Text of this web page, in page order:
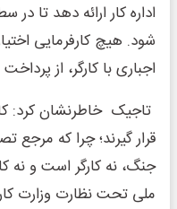
اداره کار ارائه دهد تا
شود. هیچ کارفرمایی
اجباری با کارگر، از
تاجیک خاطرنشان کرد:
قرار گیرند؛ چرا که مرجع
جنگ، نه کارگر است و نه
ملی تحت نظارت وزارت